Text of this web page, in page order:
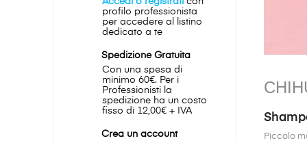
profilo professionista
per accedere al listino
dedicato a te
Spedizione Gratuita
Con una spesa di
minimo 60€. Per i
Professionisti la
spedizione ha un costo
fisso di 12,00€ + IVA
Crea un account
Piccolo